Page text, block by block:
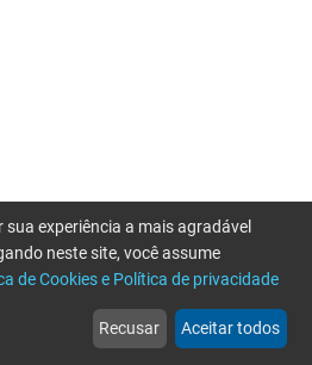
web
Notícias
more_horiz
Mais
experiência a mais agradável
neste site, você assume
de Cookies e Política de privacidade
Recusar Aceitar todos
por favor tente novamente